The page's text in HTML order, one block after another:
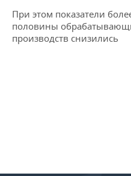
При этом показатели
половины
производств снизились